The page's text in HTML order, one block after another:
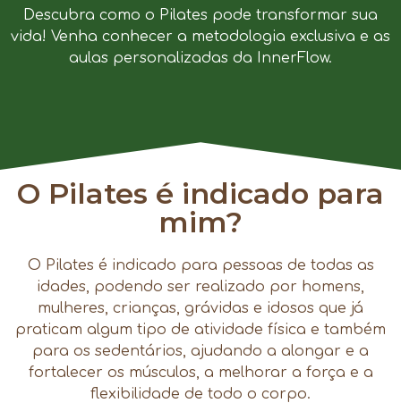
Descubra como o Pilates pode transformar sua
vida! Venha conhecer a metodologia exclusiva e as
aulas personalizadas da InnerFlow.
O Pilates é indicado para
mim?
O Pilates é indicado para pessoas de todas as
idades, podendo ser realizado por homens,
mulheres, crianças, grávidas e idosos que já
praticam algum tipo de atividade física e também
para os sedentários, ajudando a alongar e a
fortalecer os músculos, a melhorar a força e a
flexibilidade de todo o corpo.